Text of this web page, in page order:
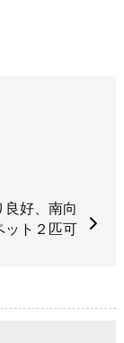
良好、南向
ット２匹可